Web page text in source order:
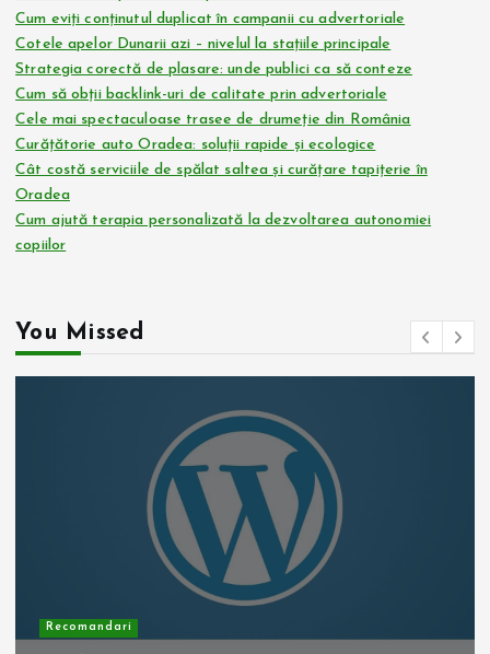
Cum eviți conținutul duplicat în campanii cu advertoriale
Cotele apelor Dunarii azi – nivelul la stațiile principale
Strategia corectă de plasare: unde publici ca să conteze
Cum să obții backlink-uri de calitate prin advertoriale
Cele mai spectaculoase trasee de drumeție din România
Curățătorie auto Oradea: soluții rapide și ecologice
Cât costă serviciile de spălat saltea și curățare tapițerie în
Oradea
Cum ajută terapia personalizată la dezvoltarea autonomiei
copiilor
You Missed
Recomandari